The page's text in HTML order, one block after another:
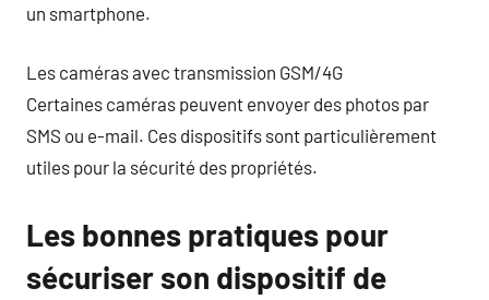
un smartphone.
Les caméras avec transmission GSM/4G
Certaines caméras peuvent envoyer des photos par
SMS ou e-mail. Ces dispositifs sont particulièrement
utiles pour la sécurité des propriétés.
Les bonnes pratiques pour
sécuriser son dispositif de